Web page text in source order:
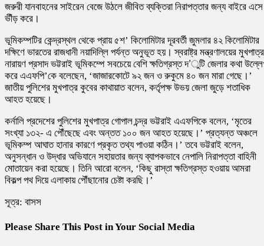
জরুরী যানবাহনের সাইরেন বেজে উঠলে জীবিত ব্যক্তিরা নিরাপত্তার জন্য বাইরে এসে
ভীঁড় করে।
ভূমিকম্পটির কেন্দ্রস্থল থেকে প্রায় ৫শ’ কিলোমিটার দূরবর্তী জুমলার ৪২ কিলোমিটার
দক্ষিণে ভারতের রাজধানী নয়াদিল্লি পর্যন্ত অনুভূত হয়। স্বরাষ্ট্র মন্ত্রণালয়ের মুখপাত্র
নারায়ণ প্রসাদ ভট্টরাই ভূমিকম্পে সবচেয়ে বেশি ক্ষতিগ্রস্ত দ’ুটি জেলার কথা
করে এএফপি’কে বলেছেন, ‘জাজারকোটে ৯২ জন ও রুকুমে ৪০ জন মারা গেছে।’
জাতীয় পুলিশের মুখপাত্র কুবের কাথায়াত বলেন, কর্তৃপক্ষ উভয় জেলা জুড়ে শতাধিক
আহত হয়েছে।
কর্নালি প্রদেশের পুলিশের মুখপাত্র গোপাল চন্দ্র ভট্টরাই এএফপিকে বলেন, ‘মৃতের
সংখ্যা ১৩২- এ পৌঁছেছে এবং অন্তত ১০০ জন আহত হয়েছে।’ প্রত্যন্ত অঞ্চলে
ভূমিকম্প আঘাত হানার কারণে প্রকৃত তথ্য পাওয়া কঠিন।’ তবে ভট্টরাই বলেন,
অনুসন্ধান ও উদ্ধার অভিযানে সহায়তার জন্য ব্যাপকভাবে নেপালি নিরাপত্তা বাহিনী
মোতায়েন করা হয়েছে। তিনি আরো বলেন, ‘কিছু রাস্তা ক্ষতিগ্রস্ত হওয়ায় আমরা
বিকল্প পথ দিয়ে এলাকায় পৌঁছানোর চেষ্টা করছি।’
সূত্র: বাসস
Please Share This Post in Your Social Media